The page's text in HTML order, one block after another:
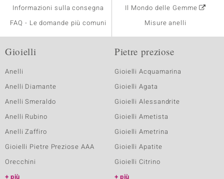
Informazioni sulla consegna
FAQ - Le domande più comuni
Il Mondo delle Gemme
Misure anelli
Gioielli
Anelli
Anelli Diamante
Anelli Smeraldo
Anelli Rubino
Anelli Zaffiro
Gioielli Pietre Preziose AAA
Orecchini
più
Pietre preziose
Gioielli Acquamarina
Gioielli Agata
Gioielli Alessandrite
Gioielli Ametista
Gioielli Ametrina
Gioielli Apatite
Gioielli Citrino
più